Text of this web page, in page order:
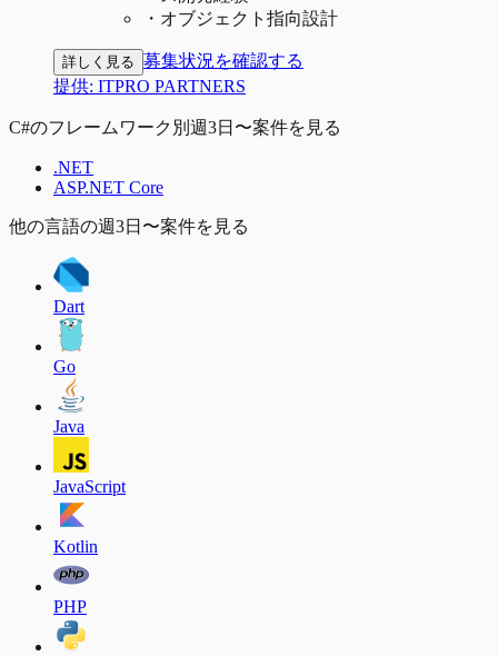
・ オブジェクト指向設計
詳しく見る 募集状況を確認する
提供: ITPRO PARTNERS
C#のフレームワーク別週3日〜案件を見る
.NET
ASP.NET Core
他の言語の週3日〜案件を見る
Dart
Go
Java
JavaScript
Kotlin
PHP